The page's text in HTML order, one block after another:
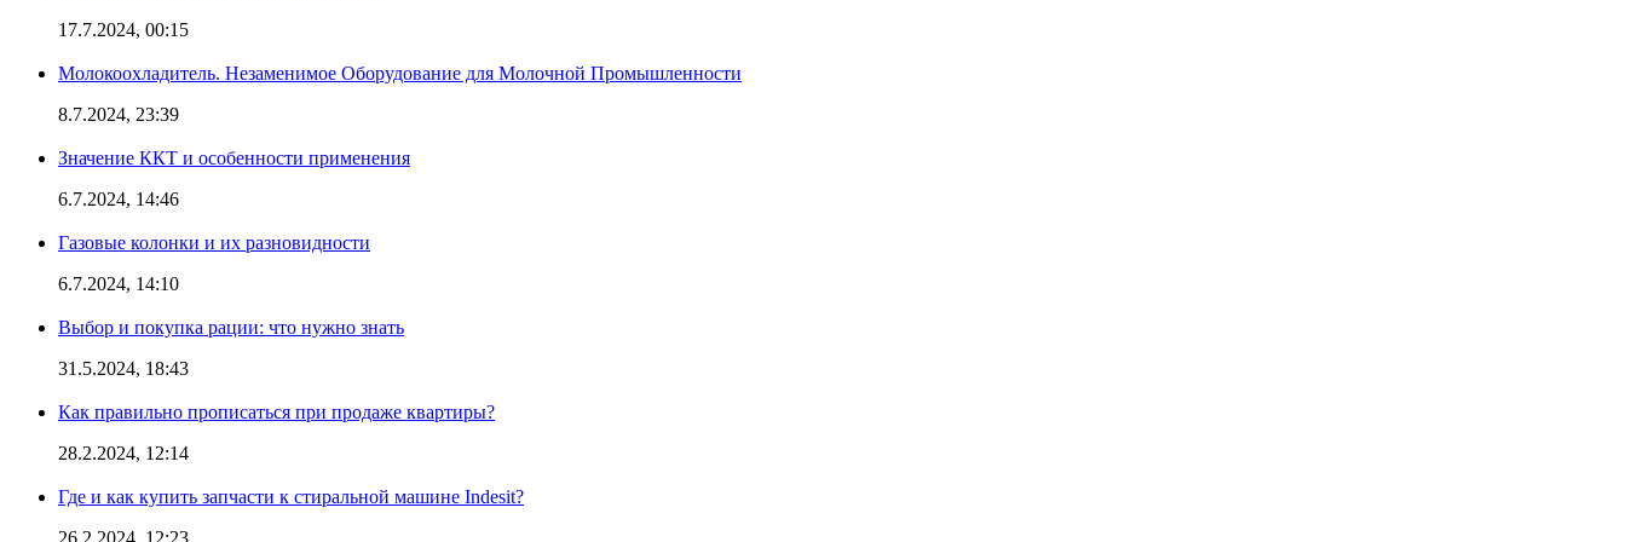
17.7.2024, 00:15
Молокоохладитель. Незаменимое Оборудование для Молочной Промышленности
8.7.2024, 23:39
Значение ККТ и особенности применения
6.7.2024, 14:46
Газовые колонки и их разновидности
6.7.2024, 14:10
Выбор и покупка рации: что нужно знать
31.5.2024, 18:43
Как правильно прописаться при продаже квартиры?
28.2.2024, 12:14
Где и как купить запчасти к стиральной машине Indesit?
26.2.2024, 12:23